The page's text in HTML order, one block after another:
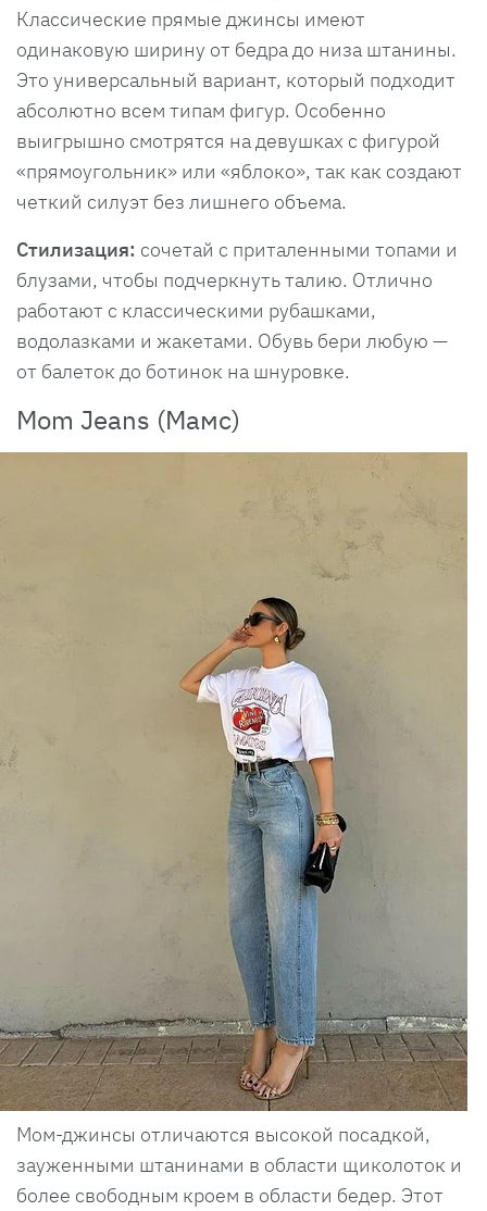
Классические прямые джинсы имеют
одинаковую ширину от бедра до низа штанины.
Это универсальный вариант, который подходит
абсолютно всем типам фигур. Особенно
выигрышно смотрятся на девушках с фигурой
«прямоугольник» или «яблоко», так как создают
четкий силуэт без лишнего объема.
Стилизация: сочетай с приталенными топами и
блузами, чтобы подчеркнуть талию. Отлично
работают с классическими рубашками,
водолазками и жакетами. Обувь бери любую —
от балеток до ботинок на шнуровке.
Mom Jeans (Мамс)
Мом-джинсы отличаются высокой посадкой,
зауженными штанинами в области щиколоток и
более свободным кроем в области бедер. Этот